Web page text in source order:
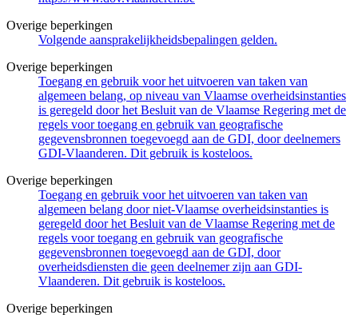
Overige beperkingen
Volgende aansprakelijkheidsbepalingen gelden.
Overige beperkingen
Toegang en gebruik voor het uitvoeren van taken van
algemeen belang, op niveau van Vlaamse overheidsinstanties
is geregeld door het Besluit van de Vlaamse Regering met de
regels voor toegang en gebruik van geografische
gegevensbronnen toegevoegd aan de GDI, door deelnemers
GDI-Vlaanderen. Dit gebruik is kosteloos.
Overige beperkingen
Toegang en gebruik voor het uitvoeren van taken van
algemeen belang door niet-Vlaamse overheidsinstanties is
geregeld door het Besluit van de Vlaamse Regering met de
regels voor toegang en gebruik van geografische
gegevensbronnen toegevoegd aan de GDI, door
overheidsdiensten die geen deelnemer zijn aan GDI-
Vlaanderen. Dit gebruik is kosteloos.
Overige beperkingen